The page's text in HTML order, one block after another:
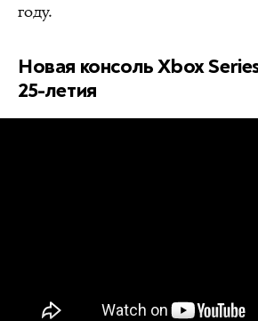
году.
Новая консоль Xbox
25-летия